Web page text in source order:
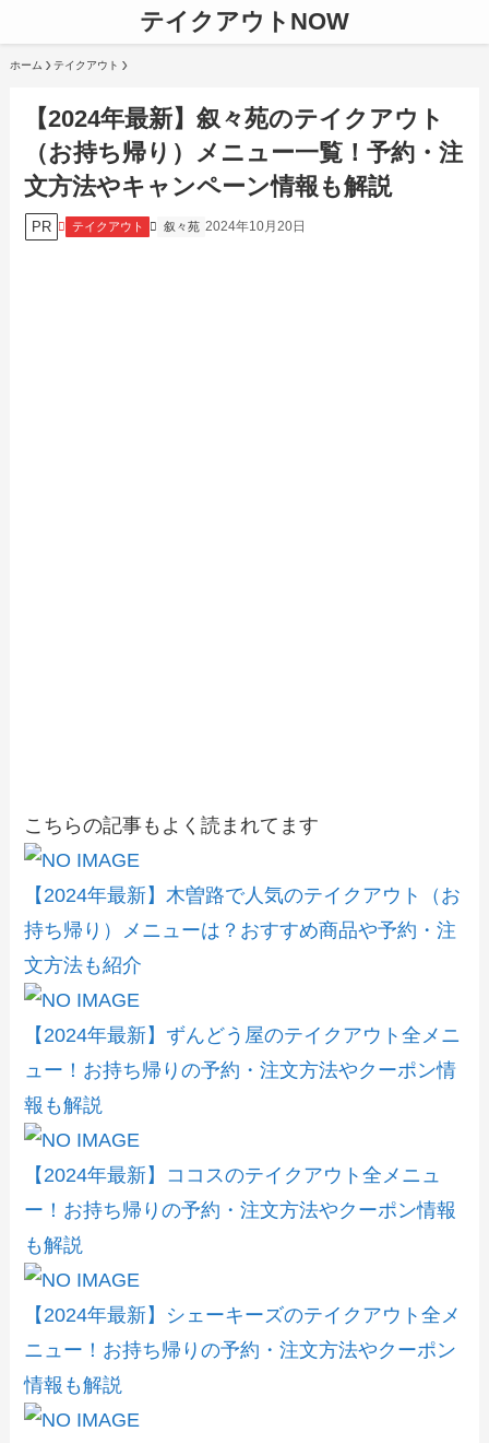
テイクアウトNOW
ホーム テイクアウト
【2024年最新】叙々苑のテイクアウト
（お持ち帰り）メニュー一覧！予約・注
文方法やキャンペーン情報も解説
PR テイクアウト 叙々苑 2024年10月20日
こちらの記事もよく読まれてます
【2024年最新】木曽路で人気のテイクアウト（お
持ち帰り）メニューは？おすすめ商品や予約・注
文方法も紹介
【2024年最新】ずんどう屋のテイクアウト全メニ
ュー！お持ち帰りの予約・注文方法やクーポン情
報も解説
【2024年最新】ココスのテイクアウト全メニュ
ー！お持ち帰りの予約・注文方法やクーポン情報
も解説
【2024年最新】シェーキーズのテイクアウト全メ
ニュー！お持ち帰りの予約・注文方法やクーポン
情報も解説